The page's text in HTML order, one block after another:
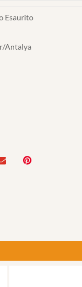
Esaurito
Antalya